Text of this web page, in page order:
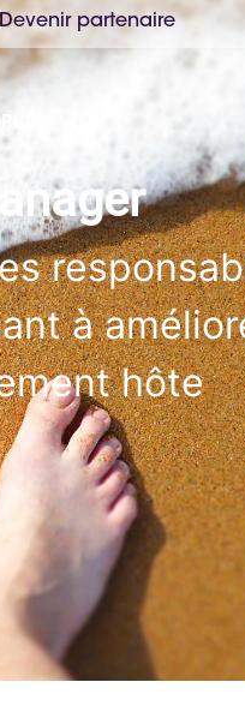
à
hôte
Devenir partenaire